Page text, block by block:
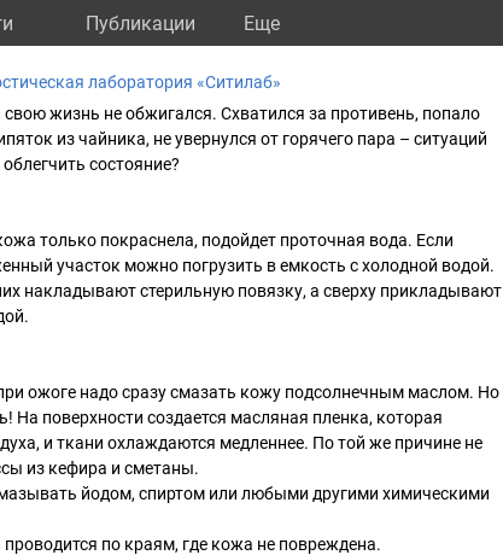
Публикации Eще
лаборатория «Ситилаб»
свою жизнь не обжигался. Схватился за противень, попало
из чайника, не увернулся от горячего пара – ситуаций
состояние?
только покраснела, подойдет проточная вода. Если
участок можно погрузить в емкость с холодной водой.
накладывают стерильную повязку, а сверху прикладывают
ожоге надо сразу смазать кожу подсолнечным маслом. Но
На поверхности создается масляная пленка, которая
и ткани охлаждаются медленнее. По той же причине не
из кефира и сметаны.
йодом, спиртом или любыми другими химическими
проводится по краям, где кожа не повреждена.